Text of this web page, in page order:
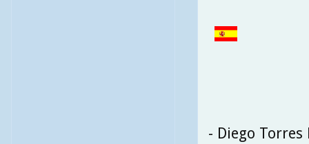
- Diego Torres